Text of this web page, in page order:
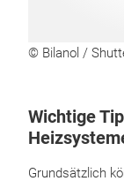
© Bilanol /
Wichtige
Grundsätzlich